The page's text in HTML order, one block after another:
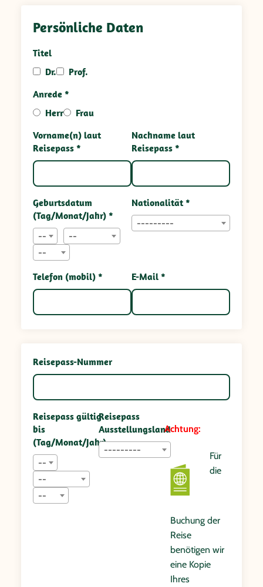
Persönliche Daten
Titel
Dr.
Prof.
Anrede *
Herr
Frau
Vorname(n) laut
Reisepass *
Nachname laut
Reisepass *
Geburtsdatum
(Tag/Monat/Jahr) *
--
--
--
Nationalität *
---------
Telefon (mobil) * E-Mail *
Reisepass-Nummer
Reisepass gültig
bis
(Tag/Monat/Jahr)
--
--
--
Reisepass
Ausstellungsland
---------
Achtung:
Für
die
Buchung der
Reise
benötigen wir
eine Kopie
Ihres